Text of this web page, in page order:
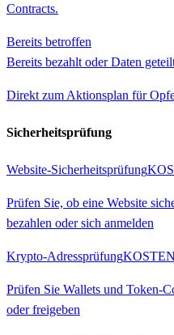
Contracts.
Bereits betroffen
Bereits bezahlt oder Daten
Direkt zum Aktionsplan für
Sicherheitsprüfung
Website-Sicherheitsprüfung
Prüfen Sie, ob eine Website
bezahlen oder sich anmelden
Krypto-Adressprüfung
Prüfen Sie Wallets und Token-
oder freigeben